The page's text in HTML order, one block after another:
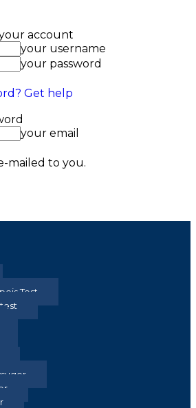
account
your username
your password
Get help
your email
mailed to you.
Test